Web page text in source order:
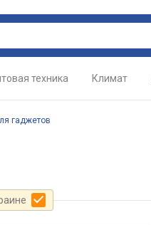
техника Климат
гаджетов